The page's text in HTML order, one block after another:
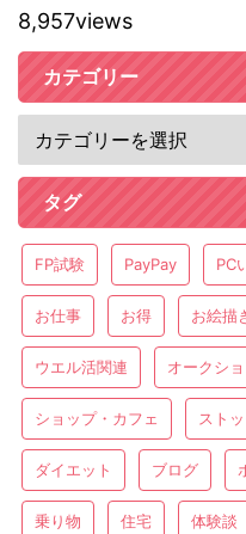
8,957views
カテゴリー
タグ
FP試験 PayPay PC
お仕事 お得 お絵描
ウエル活関連 オークシ
ショップ・カフェ スト
ダイエット ブログ
乗り物 住宅 体験談